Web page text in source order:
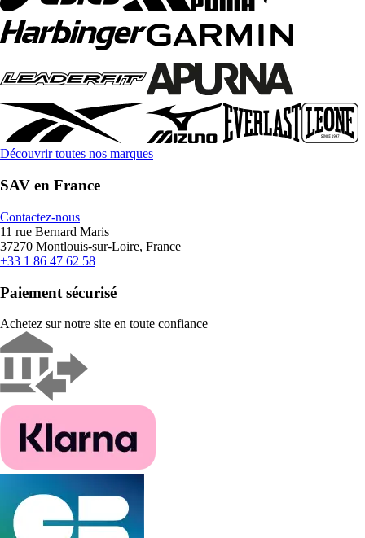
Découvrir toutes nos marques
SAV en France
Contactez-nous
11 rue Bernard Maris
37270 Montlouis-sur-Loire, France
+33 1 86 47 62 58
Paiement sécurisé
Achetez sur notre site en toute confiance